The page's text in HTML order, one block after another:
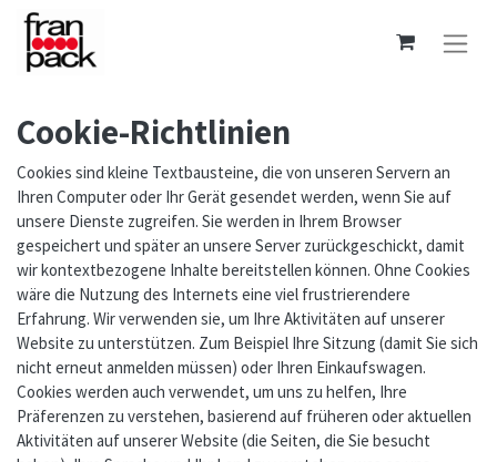
Cookie-Richtlinien
Cookies sind kleine Textbausteine, die von unseren Servern an
Ihren Computer oder Ihr Gerät gesendet werden, wenn Sie auf
unsere Dienste zugreifen. Sie werden in Ihrem Browser
gespeichert und später an unsere Server zurückgeschickt, damit
wir kontextbezogene Inhalte bereitstellen können. Ohne Cookies
wäre die Nutzung des Internets eine viel frustrierendere
Erfahrung. Wir verwenden sie, um Ihre Aktivitäten auf unserer
Website zu unterstützen. Zum Beispiel Ihre Sitzung (damit Sie sich
nicht erneut anmelden müssen) oder Ihren Einkaufswagen.
Cookies werden auch verwendet, um uns zu helfen, Ihre
Präferenzen zu verstehen, basierend auf früheren oder aktuellen
Aktivitäten auf unserer Website (die Seiten, die Sie besucht